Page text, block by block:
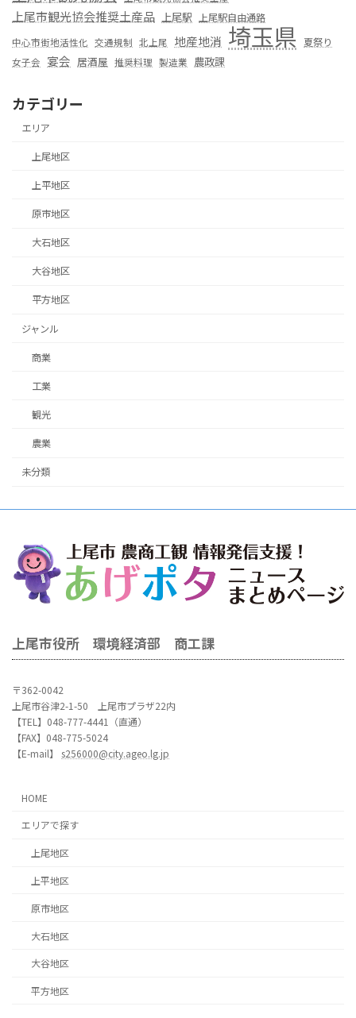
上尾市観光協会推奨土産品 上尾駅 上尾駅自由通路
中心市街地活性化 交通規制 北上尾 地産地消 埼玉県 夏祭り
女子会 宴会 居酒屋 推奨料理 製造業 農政課
カテゴリー
エリア
上尾地区
上平地区
原市地区
大石地区
大谷地区
平方地区
ジャンル
商業
工業
観光
農業
未分類
上尾市役所 環境経済部 商工課
〒362-0042
上尾市谷津2-1-50 上尾市プラザ22内
【TEL】048-777-4441（直通）
【FAX】048-775-5024
【E-mail】 s256000@city.ageo.lg.jp
HOME
エリアで探す
上尾地区
上平地区
原市地区
大石地区
大谷地区
平方地区